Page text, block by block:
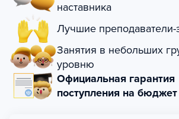
наставника
Лучшие
Занятия в небольших
уровню
Официальная гарантия
поступления на бюджет